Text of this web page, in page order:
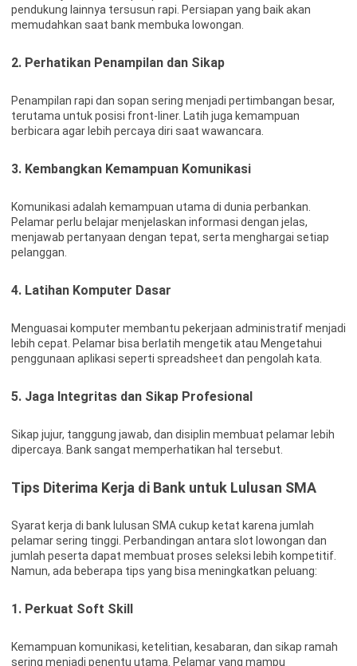
pendukung lainnya tersusun rapi. Persiapan yang baik akan
memudahkan saat bank membuka lowongan.
2. Perhatikan Penampilan dan Sikap
Penampilan rapi dan sopan sering menjadi pertimbangan besar,
terutama untuk posisi front-liner. Latih juga kemampuan
berbicara agar lebih percaya diri saat wawancara.
3. Kembangkan Kemampuan Komunikasi
Komunikasi adalah kemampuan utama di dunia perbankan.
Pelamar perlu belajar menjelaskan informasi dengan jelas,
menjawab pertanyaan dengan tepat, serta menghargai setiap
pelanggan.
4. Latihan Komputer Dasar
Menguasai komputer membantu pekerjaan administratif menjadi
lebih cepat. Pelamar bisa berlatih mengetik atau Mengetahui
penggunaan aplikasi seperti spreadsheet dan pengolah kata.
5. Jaga Integritas dan Sikap Profesional
Sikap jujur, tanggung jawab, dan disiplin membuat pelamar lebih
dipercaya. Bank sangat memperhatikan hal tersebut.
Tips Diterima Kerja di Bank untuk Lulusan SMA
Syarat kerja di bank lulusan SMA cukup ketat karena jumlah
pelamar sering tinggi. Perbandingan antara slot lowongan dan
jumlah peserta dapat membuat proses seleksi lebih kompetitif.
Namun, ada beberapa tips yang bisa meningkatkan peluang:
1. Perkuat Soft Skill
Kemampuan komunikasi, ketelitian, kesabaran, dan sikap ramah
sering menjadi penentu utama. Pelamar yang mampu